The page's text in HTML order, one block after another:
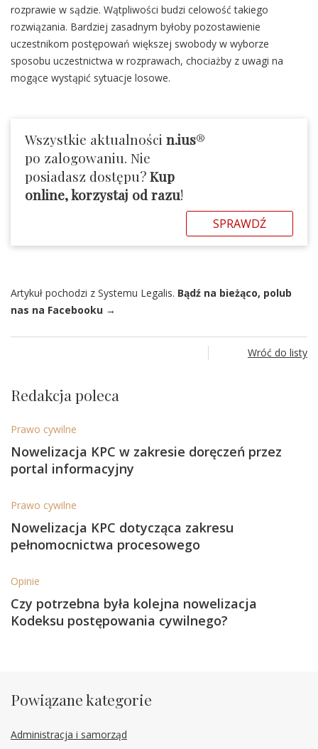
rozprawie w sądzie. Wątpliwości budzi celowość takiego
rozwiązania. Bardziej zasadnym byłoby pozostawienie
uczestnikom postępowań większej swobody w wyborze
sposobu uczestnictwa w rozprawach, chociażby z uwagi na
mogące wystąpić sytuacje losowe.
Wszystkie aktualności n.ius®
po zalogowaniu. Nie
posiadasz dostępu?Kup
online, korzystaj od razu!
SPRAWDŹ
Artykuł pochodzi z Systemu Legalis. Bądź na bieżąco, polub
nas na Facebooku →
Wróć do listy
Redakcja poleca
Prawo cywilne
Nowelizacja KPC w zakresie doręczeń przez
portal informacyjny
Prawo cywilne
Nowelizacja KPC dotycząca zakresu
pełnomocnictwa procesowego
Opinie
Czy potrzebna była kolejna nowelizacja
Kodeksu postępowania cywilnego?
Powiązane kategorie
Administracja i samorząd